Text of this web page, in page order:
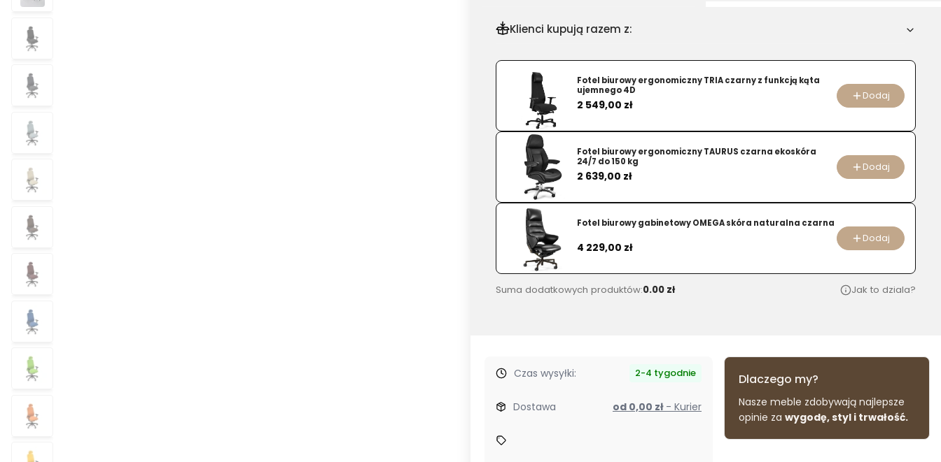
dla
Fotel
ergonomiczny
Souly
UPH
zagłówkiem
Klienci kupują razem z:
Fotel biurowy ergonomiczny TRIA czarny z funkcją kąta
ujemnego 4D
Cena
2 549,00 zł
Dodaj
Fotel biurowy ergonomiczny TAURUS czarna ekoskóra
24/7 do 150 kg
Cena
2 639,00 zł
Dodaj
Fotel biurowy gabinetowy OMEGA skóra naturalna czarna
Cena
4 229,00 zł
Dodaj
Suma dodatkowych produktów:0.00 zł Jak to dziala?
Czas wysyłki: 2-4 tygodnie
Dostawa od 0,00 zł - Kurier
Dlaczego my?
Nasze meble zdobywają najlepsze
opinie za wygodę, styl i trwałość.